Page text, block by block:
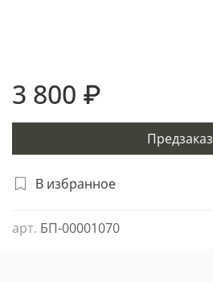
В избранное
арт. БП-00001070
3 800 ₽
Предзаказ